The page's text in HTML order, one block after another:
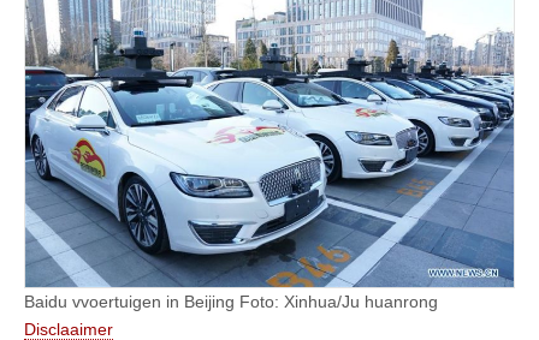
Baidu vvoertuigen in Beijing Foto: Xinhua/Ju huanrong
Disclaaimer